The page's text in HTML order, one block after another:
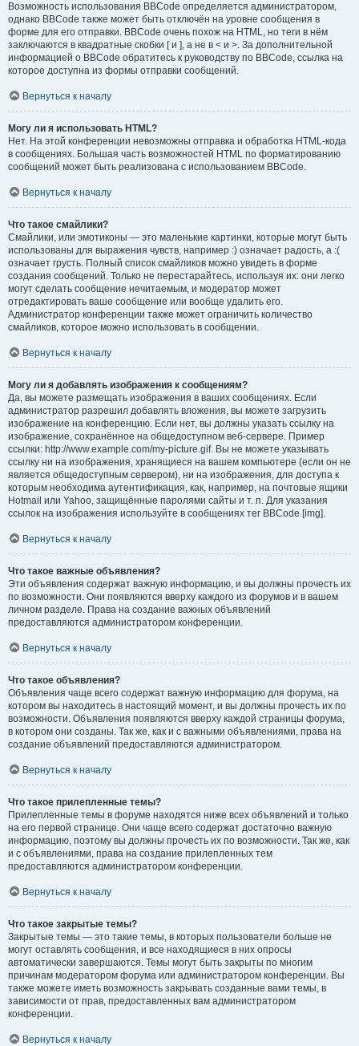
Возможность использования BBCode определяется администратором,
однако BBCode также может быть отключён на уровне сообщения в
форме для его отправки. BBCode очень похож на HTML, но теги в нём
заключаются в квадратные скобки [ и ], а не в < и >. За дополнительной
информацией о BBCode обратитесь к руководству по BBCode, ссылка на
которое доступна из формы отправки сообщений.
Вернуться к началу
Могу ли я использовать HTML?
Нет. На этой конференции невозможны отправка и обработка HTML-кода
в сообщениях. Большая часть возможностей HTML по форматированию
сообщений может быть реализована с использованием BBCode.
Вернуться к началу
Что такое смайлики?
Смайлики, или эмотиконы — это маленькие картинки, которые могут быть
использованы для выражения чувств, например :) означает радость, а :(
означает грусть. Полный список смайликов можно увидеть в форме
создания сообщений. Только не перестарайтесь, используя их: они легко
могут сделать сообщение нечитаемым, и модератор может
отредактировать ваше сообщение или вообще удалить его.
Администратор конференции также может ограничить количество
смайликов, которое можно использовать в сообщении.
Вернуться к началу
Могу ли я добавлять изображения к сообщениям?
Да, вы можете размещать изображения в ваших сообщениях. Если
администратор разрешил добавлять вложения, вы можете загрузить
изображение на конференцию. Если нет, вы должны указать ссылку на
изображение, сохранённое на общедоступном веб-сервере. Пример
ссылки: http://www.example.com/my-picture.gif. Вы не можете указывать
ссылку ни на изображения, хранящиеся на вашем компьютере (если он не
является общедоступным сервером), ни на изображения, для доступа к
которым необходима аутентификация, как, например, на почтовые ящики
Hotmail или Yahoo, защищённые паролями сайты и т. п. Для указания
ссылок на изображения используйте в сообщениях тег BBCode [img].
Вернуться к началу
Что такое важные объявления?
Эти объявления содержат важную информацию, и вы должны прочесть их
по возможности. Они появляются вверху каждого из форумов и в вашем
личном разделе. Права на создание важных объявлений
предоставляются администратором конференции.
Вернуться к началу
Что такое объявления?
Объявления чаще всего содержат важную информацию для форума, на
котором вы находитесь в настоящий момент, и вы должны прочесть их по
возможности. Объявления появляются вверху каждой страницы форума,
в котором они созданы. Так же, как и с важными объявлениями, права на
создание объявлений предоставляются администратором.
Вернуться к началу
Что такое прилепленные темы?
Прилепленные темы в форуме находятся ниже всех объявлений и только
на его первой странице. Они чаще всего содержат достаточно важную
информацию, поэтому вы должны прочесть их по возможности. Так же, как
и с объявлениями, права на создание прилепленных тем
предоставляются администратором конференции.
Вернуться к началу
Что такое закрытые темы?
Закрытые темы — это такие темы, в которых пользователи больше не
могут оставлять сообщения, и все находящиеся в них опросы
автоматически завершаются. Темы могут быть закрыты по многим
причинам модератором форума или администратором конференции. Вы
также можете иметь возможность закрывать созданные вами темы, в
зависимости от прав, предоставленных вам администратором
конференции.
Вернуться к началу